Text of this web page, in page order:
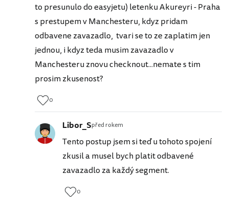
to presunulo do easyjetu) letenku Akureyri - Praha
s prestupem v Manchesteru, kdyz pridam
odbavene zavazadlo, tvari se to ze zaplatim jen
jednou, i kdyz teda musim zavazadlo v
Manchesteru znovu checknout...nemate s tim
prosim zkusenost?
0
Libor_Spřed rokem
Tento postup jsem si teď u tohoto spojení
zkusil a musel bych platit odbavené
zavazadlo za každý segment.
0